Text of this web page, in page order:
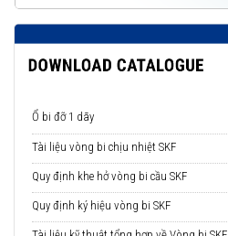
Ổ bi đỡ 1 dãy
Tài liệu vòng bi chịu nhiệt SKF
Quy định khe hở vòng bi cầu SKF
Quy định ký hiệu vòng bi SKF